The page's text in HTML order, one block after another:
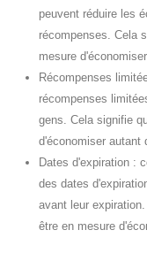
peuvent réduire les
récompenses. Cela
mesure
Récompenses
récompenses
gens. Cela signifie
d'économiser autant
Dates d'expiration :
des dates
avant leur
être en mesure